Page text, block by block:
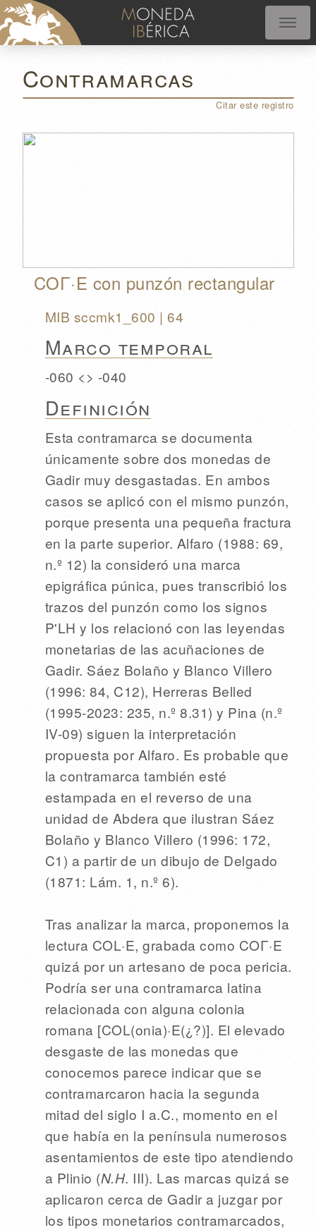
Contramarcas
Citar este registro
COΓ·E con punzón rectangular
MIB sccmk1_600 | 64
Marco temporal
-060 <> -040
Definición
Esta contramarca se documenta
únicamente sobre dos monedas de
Gadir muy desgastadas. En ambos
casos se aplicó con el mismo punzón,
porque presenta una pequeña fractura
en la parte superior. Alfaro (1988: 69,
n.º 12) la consideró una marca
epigráfica púnica, pues transcribió los
trazos del punzón como los signos
P'LH y los relacionó con las leyendas
monetarias de las acuñaciones de
Gadir. Sáez Bolaño y Blanco Villero
(1996: 84, C12), Herreras Belled
(1995-2023: 235, n.º 8.31) y Pina (n.º
IV-09) siguen la interpretación
propuesta por Alfaro. Es probable que
la contramarca también esté
estampada en el reverso de una
unidad de Abdera que ilustran Sáez
Bolaño y Blanco Villero (1996: 172,
C1) a partir de un dibujo de Delgado
(1871: Lám. 1, n.º 6).
Tras analizar la marca, proponemos la
lectura COL·E, grabada como COΓ·E
quizá por un artesano de poca pericia.
Podría ser una contramarca latina
relacionada con alguna colonia
romana [COL(onia)·E(¿?)]. El elevado
desgaste de las monedas que
conocemos parece indicar que se
contramarcaron hacia la segunda
mitad del siglo I a.C., momento en el
que había en la península numerosos
asentamientos de este tipo atendiendo
a Plinio (N.H. III). Las marcas quizá se
aplicaron cerca de Gadir a juzgar por
los tipos monetarios contramarcados,